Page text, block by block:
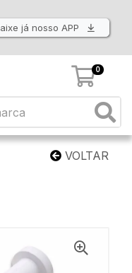
já nosso APP
0
VOLTAR